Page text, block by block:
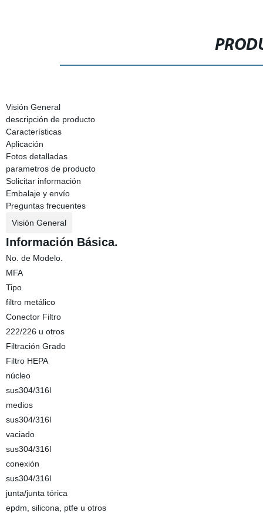
Visión General
descripción de producto
Características
Aplicación
Fotos detalladas
parametros de producto
Solicitar información
Embalaje y envío
Preguntas frecuentes
Visión General
Información Básica.
No. de Modelo.
MFA
Tipo
filtro metálico
Conector Filtro
222/226 u otros
Filtración Grado
Filtro HEPA
núcleo
sus304/316l
medios
sus304/316l
vaciado
sus304/316l
conexión
sus304/316l
junta/junta tórica
epdm, silicona, ptfe u otros